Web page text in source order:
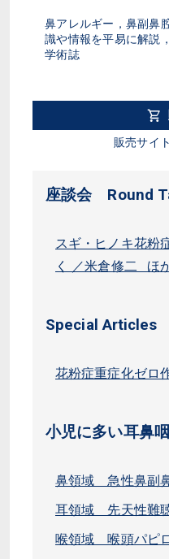
鼻アレルギー，鼻副鼻
識や情報を平易に解説
学術誌
販売サイ
座談会 Round
スギ・ヒノキ花粉
く ／米倉修二 ほ
Special Articles
花粉症重症化ゼロ
小児に多い耳鼻
鼻領域 急性鼻副
耳領域 先天性難
喉領域 喉頭パピ